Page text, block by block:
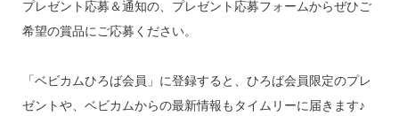
プレゼント応募＆通知の、プレゼント応募フォームからぜひご
希望の賞品にご応募ください。
「ベビカムひろば会員」に登録すると、ひろば会員限定のプレ
ゼントや、ベビカムからの最新情報もタイムリーに届きます♪